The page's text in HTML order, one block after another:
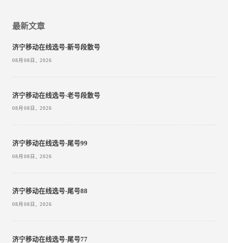
最新文章
济宁移动在线选号-新号段散号
08月08日, 2026
济宁移动在线选号-老号段散号
08月08日, 2026
济宁移动在线选号-尾号99
08月08日, 2026
济宁移动在线选号-尾号88
08月08日, 2026
济宁移动在线选号-尾号77